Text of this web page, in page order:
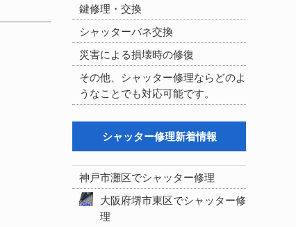
鍵修理・交換
シャッターバネ交換
災害による損壊時の修復
その他、シャッター修理ならどのよ
うなことでも対応可能です。
シャッター修理新着情報
神戸市灘区でシャッター修理
大阪府堺市東区でシャッター修
理